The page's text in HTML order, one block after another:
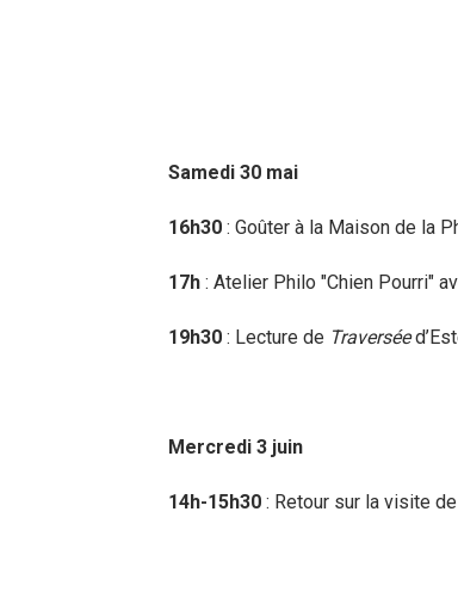
Samedi 30 mai
16h30 : Goûter à la Maison de la
17h : Atelier Philo "Chien Pourri"
19h30 : Lecture de Traversée
Mercredi 3 juin
14h-15h30 : Retour sur la visite